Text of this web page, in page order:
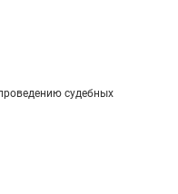
судебных